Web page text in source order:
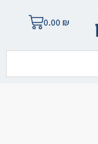
0.00 ₪